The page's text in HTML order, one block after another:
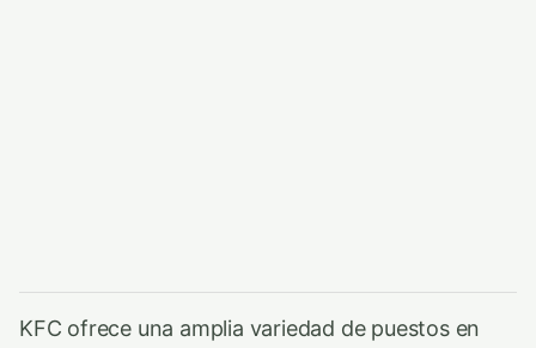
KFC ofrece una amplia variedad de puestos en